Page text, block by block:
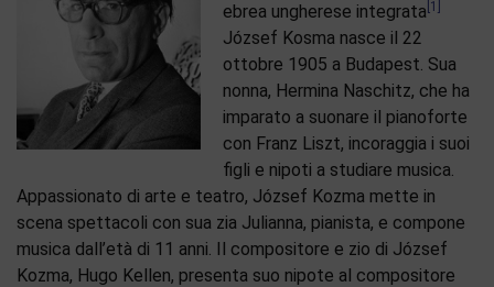
ebrea ungherese integrata [1]
József Kosma nasce il 22
ottobre 1905 a Budapest. Sua
nonna, Hermina Naschitz, che ha
imparato a suonare il pianoforte
con Franz Liszt, incoraggia i suoi
figli e nipoti a studiare musica.
Appassionato di arte e teatro, József Kozma mette in
scena spettacoli con sua zia Julianna, pianista, e compone
musica dall’età di 11 anni. Il compositore e zio di József
Kozma, Hugo Kellen, presenta suo nipote al compositore